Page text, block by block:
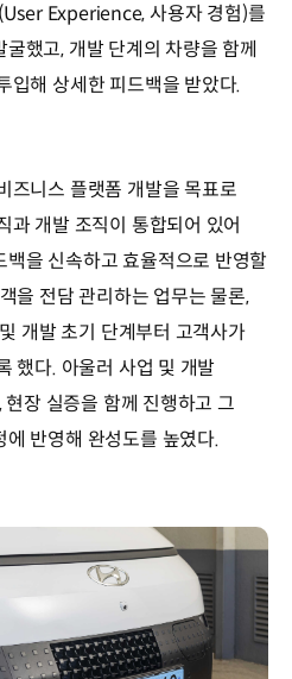
Experience, 사용자 경험)를
했고, 개발 단계의 차량을 함께
입해 상세한 피드백을 받았다.
즈니스 플랫폼 개발을 목표로
과 개발 조직이 통합되어 있어
을 신속하고 효율적으로 반영할
을 전담 관리하는 업무는 물론,
개발 초기 단계부터 고객사가
했다. 아울러 사업 및 개발
장 실증을 함께 진행하고 그
반영해 완성도를 높였다.